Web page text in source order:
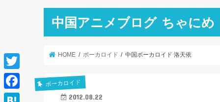
中国アニメブログ ちゃにめ
HOME ボーカロイド 中国ボーカロイド 洛天依
ボーカロイド
2012.08.22
T
w
F